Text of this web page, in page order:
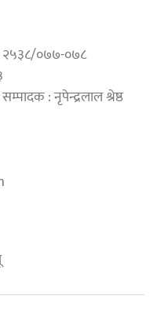
२५३८/०७७-०७८
: नृपेन्द्रलाल श्रेष्ठ